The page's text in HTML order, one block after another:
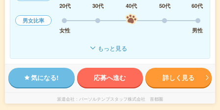
20代
30代 40代 50代
60代
男女比率
女性
男性
もっと見る
気になる! 応募へ進む 詳しく見る
派遣会社 パーソルテンプスタッフ株式会社 首都圏